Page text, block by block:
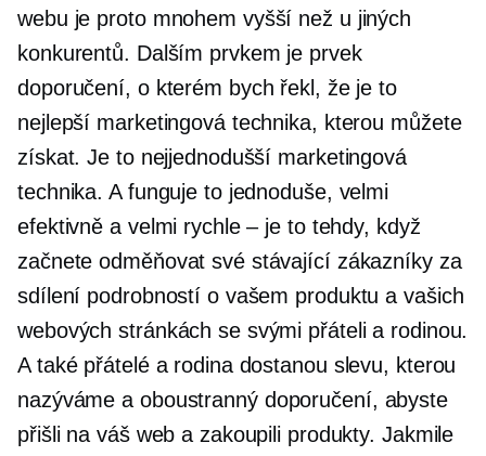
webu je proto mnohem vyšší než u jiných
konkurentů. Dalším prvkem je prvek
doporučení, o kterém bych řekl, že je to
nejlepší marketingová technika, kterou můžete
získat. Je to nejjednodušší marketingová
technika. A funguje to jednoduše, velmi
efektivně a velmi rychle – je to tehdy, když
začnete odměňovat své stávající zákazníky za
sdílení podrobností o vašem produktu a vašich
webových stránkách se svými přáteli a rodinou.
A také přátelé a rodina dostanou slevu, kterou
nazýváme a oboustrannýdoporučení, abyste
přišli na váš web a zakoupili produkty. Jakmile